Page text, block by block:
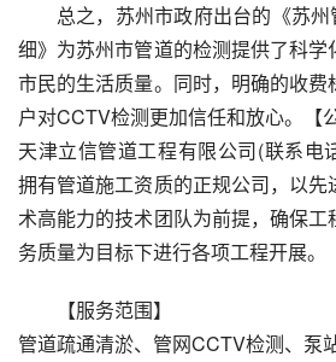
总之，苏州市政府出台的《苏
细》为苏州市管道的检测提供了科学
市民的生活质量。同时，明确的收
户对CCTV检测更加信任和放心。【
天津立信管道工程有限公司(联系电
拥有管道施工资质的正规公司，以
术高能力的技术团队为前提，确保
务质量为目标下进行各项工程开展。
【服务范围】
管道疏通清淤、管网CCTV检测、泵